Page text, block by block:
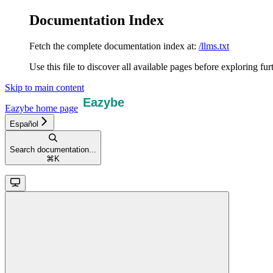
Documentation Index
Fetch the complete documentation index at: /llms.txt
Use this file to discover all available pages before exploring
Skip to main content
Eazybe home page
Español
Search documentation...
⌘ K